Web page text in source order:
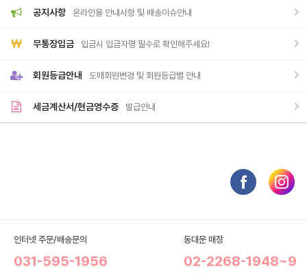
공지사항 온라인몰 안내사항 및 배송이슈안내
무통장입금 입금시 입금자명 필수로 확인해주세요!
회원등급안내 도매회원변경 및 회원등급별 안내
세금계산서/현금영수증 발급안내
인터넷 주문/배송문의
031-595-1956
동대문 매장
02-2268-1948~9